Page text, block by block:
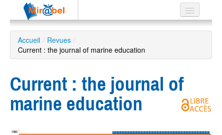
Le réseau
Soutien
Accueil / Revues /
Current : the journal of marine education
Current : the journal of
marine education
1980